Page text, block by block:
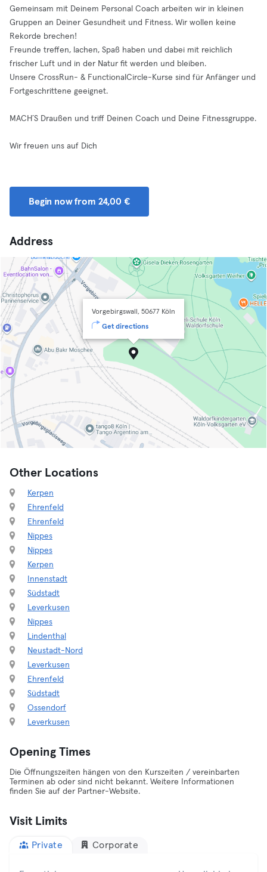
Gemeinsam mit Deinem Personal Coach arbeiten wir in kleinen
Gruppen an Deiner Gesundheit und Fitness. Wir wollen keine
Rekorde brechen!
Freunde treffen, lachen, Spaß haben und dabei mit reichlich
frischer Luft und in der Natur fit werden und bleiben.
Unsere CrossRun- & FunctionalCircle-Kurse sind für Anfänger und
Fortgeschrittene geeignet.
MACH´S Draußen und triff Deinen Coach und Deine Fitnessgruppe.
Wir freuen uns auf Dich
Begin now from 24,00 €
Address
Vorgebirgswall, 50677 Köln
Get directions
Other Locations
Kerpen
Ehrenfeld
Ehrenfeld
Nippes
Nippes
Kerpen
Innenstadt
Südstadt
Leverkusen
Nippes
Lindenthal
Neustadt-Nord
Leverkusen
Ehrenfeld
Südstadt
Ossendorf
Leverkusen
Opening Times
Die Öffnungszeiten hängen von den Kurszeiten / vereinbarten
Terminen ab oder sind nicht bekannt. Weitere Informationen
finden Sie auf der Partner-Website.
Visit Limits
Private Corporate